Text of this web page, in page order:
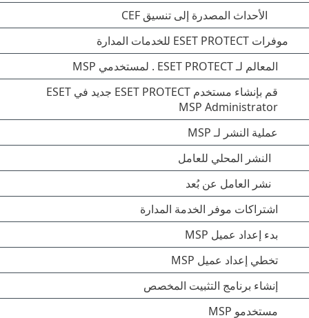
الأحداث المصدرة إلى تنسيق CEF
موفرات ESET PROTECT للخدمات المدارة
المعالم لـ ESET PROTECT . لمستخدمي MSP
قم بإنشاء مستخدم ESET PROTECT جديد في ESET
MSP Administrator
عملية النشر لـ MSP
النشر المحلي للعامل
نشر العامل عن بُعد
اشتراكات موفر الخدمة المدارة
بدء إعداد عميل MSP
تخطي إعداد عميل MSP
إنشاء برنامج التثبيت المخصص
مستخدمو MSP